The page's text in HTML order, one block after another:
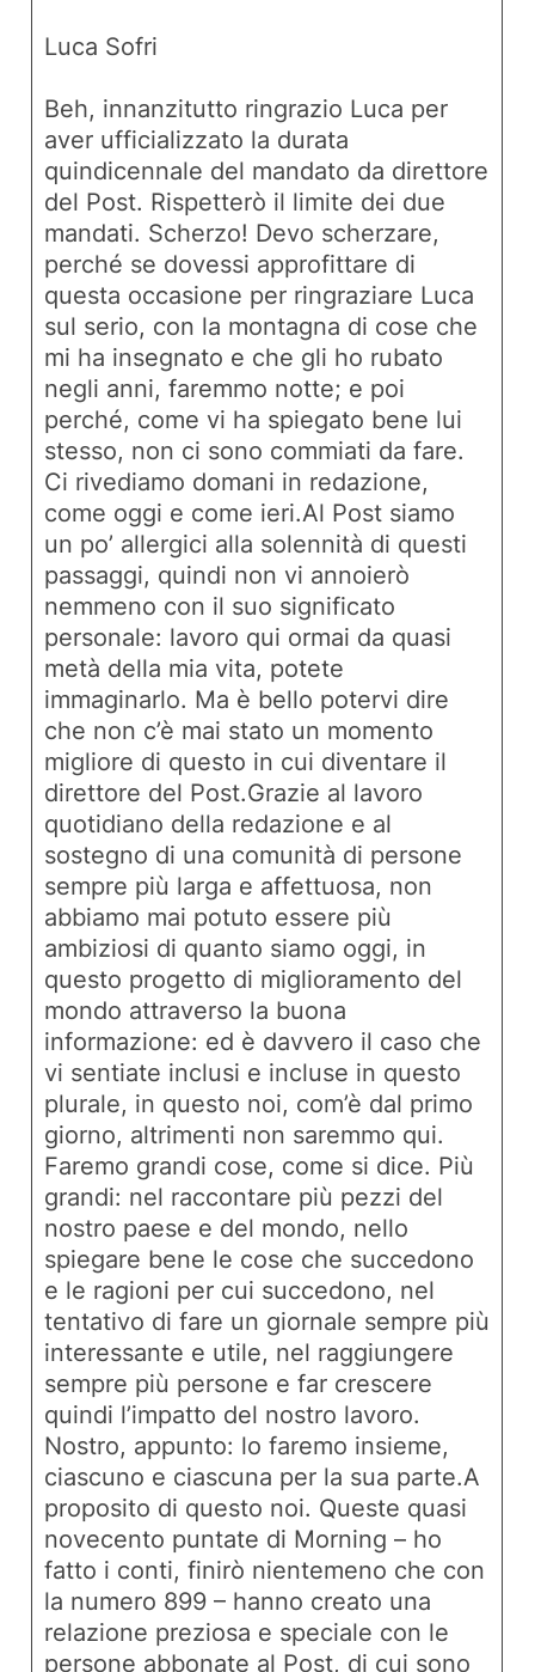
Luca Sofri
Beh, innanzitutto ringrazio Luca per
aver ufficializzato la durata
quindicennale del mandato da direttore
del Post. Rispetterò il limite dei due
mandati. Scherzo! Devo scherzare,
perché se dovessi approfittare di
questa occasione per ringraziare Luca
sul serio, con la montagna di cose che
mi ha insegnato e che gli ho rubato
negli anni, faremmo notte; e poi
perché, come vi ha spiegato bene lui
stesso, non ci sono commiati da fare.
Ci rivediamo domani in redazione,
come oggi e come ieri.Al Post siamo
un po’ allergici alla solennità di questi
passaggi, quindi non vi annoierò
nemmeno con il suo significato
personale: lavoro qui ormai da quasi
metà della mia vita, potete
immaginarlo. Ma è bello potervi dire
che non c’è mai stato un momento
migliore di questo in cui diventare il
direttore del Post.Grazie al lavoro
quotidiano della redazione e al
sostegno di una comunità di persone
sempre più larga e affettuosa, non
abbiamo mai potuto essere più
ambiziosi di quanto siamo oggi, in
questo progetto di miglioramento del
mondo attraverso la buona
informazione: ed è davvero il caso che
vi sentiate inclusi e incluse in questo
plurale, in questo noi, com’è dal primo
giorno, altrimenti non saremmo qui.
Faremo grandi cose, come si dice. Più
grandi: nel raccontare più pezzi del
nostro paese e del mondo, nello
spiegare bene le cose che succedono
e le ragioni per cui succedono, nel
tentativo di fare un giornale sempre più
interessante e utile, nel raggiungere
sempre più persone e far crescere
quindi l’impatto del nostro lavoro.
Nostro, appunto: lo faremo insieme,
ciascuno e ciascuna per la sua parte.A
proposito di questo noi. Queste quasi
novecento puntate di Morning – ho
fatto i conti, finirò nientemeno che con
la numero 899 – hanno creato una
relazione preziosa e speciale con le
persone abbonate al Post, di cui sono